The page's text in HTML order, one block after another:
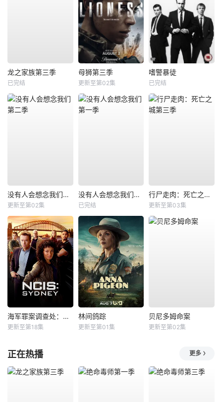
龙之家族第三季
已完结
母狮第三季
更新至第02集
嗜警暴徒
已完结
没有人会想念我们第二季
更新至第02集
没有人会想念我们第一季
已完结
行尸走肉：死亡之城第三季
更新至第03集
海军罪案调查处：悉尼第三季
更新至第18集
林间鸽踪
更新至第01集
贝尼多姆命案
更新至第02集
正在热播 更多